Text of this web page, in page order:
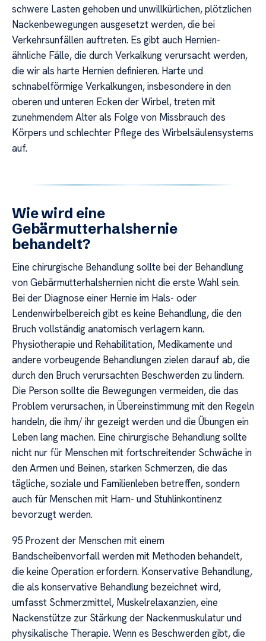
schwere Lasten gehoben und unwillkürlichen, plötzlichen
Nackenbewegungen ausgesetzt werden, die bei
Verkehrsunfällen auftreten. Es gibt auch Hernien-
ähnliche Fälle, die durch Verkalkung verursacht werden,
die wir als harte Hernien definieren. Harte und
schnabelförmige Verkalkungen, insbesondere in den
oberen und unteren Ecken der Wirbel, treten mit
zunehmendem Alter als Folge von Missbrauch des
Körpers und schlechter Pflege des Wirbelsäulensystems
auf.
Wie wird eine
Gebärmutterhalshernie
behandelt?
Eine chirurgische Behandlung sollte bei der Behandlung
von Gebärmutterhalshernien nicht die erste Wahl sein.
Bei der Diagnose einer Hernie im Hals- oder
Lendenwirbelbereich gibt es keine Behandlung, die den
Bruch vollständig anatomisch verlagern kann.
Physiotherapie und Rehabilitation, Medikamente und
andere vorbeugende Behandlungen zielen darauf ab, die
durch den Bruch verursachten Beschwerden zu lindern.
Die Person sollte die Bewegungen vermeiden, die das
Problem verursachen, in Übereinstimmung mit den Regeln
handeln, die ihm/ ihr gezeigt werden und die Übungen ein
Leben lang machen. Eine chirurgische Behandlung sollte
nicht nur für Menschen mit fortschreitender Schwäche in
den Armen und Beinen, starken Schmerzen, die das
tägliche, soziale und Familienleben betreffen, sondern
auch für Menschen mit Harn- und Stuhlinkontinenz
bevorzugt werden.
95 Prozent der Menschen mit einem
Bandscheibenvorfall werden mit Methoden behandelt,
die keine Operation erfordern. Konservative Behandlung,
die als konservative Behandlung bezeichnet wird,
umfasst Schmerzmittel, Muskelrelaxanzien, eine
Nackenstütze zur Stärkung der Nackenmuskulatur und
physikalische Therapie. Wenn es Beschwerden gibt, die